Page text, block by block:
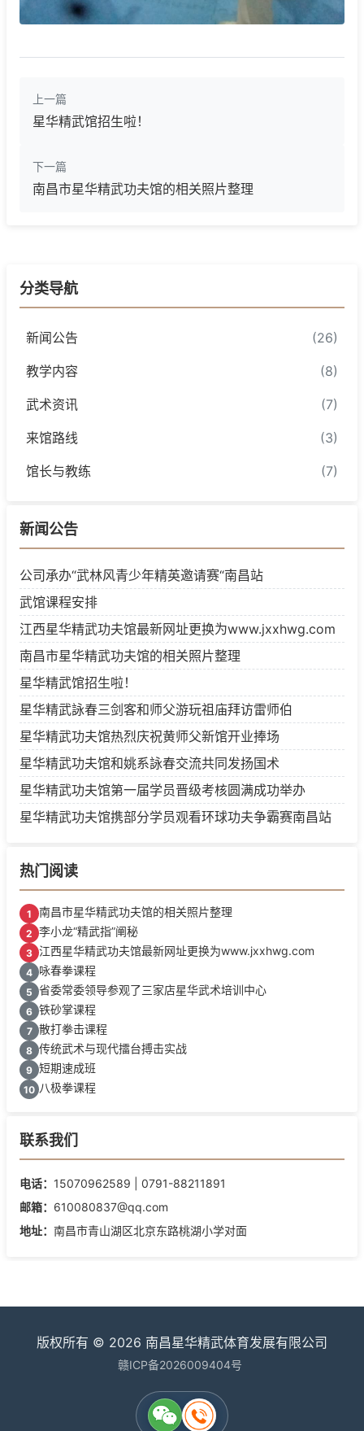
上一篇
星华精武馆招生啦！
下一篇
南昌市星华精武功夫馆的相关照片整理
分类导航
新闻公告 (26)
教学内容 (8)
武术资讯 (7)
来馆路线 (3)
馆长与教练 (7)
新闻公告
公司承办“武林风青少年精英邀请赛“南昌站
武馆课程安排
江西星华精武功夫馆最新网址更换为www.jxxhwg.com
南昌市星华精武功夫馆的相关照片整理
星华精武馆招生啦！
星华精武詠春三剑客和师父游玩祖庙拜访雷师伯
星华精武功夫馆热烈庆祝黄师父新馆开业捧场
星华精武功夫馆和姚系詠春交流共同发扬国术
星华精武功夫馆第一届学员晋级考核圆满成功举办
星华精武功夫馆携部分学员观看环球功夫争霸赛南昌站
热门阅读
1 南昌市星华精武功夫馆的相关照片整理
2 李小龙“精武指”阐秘
3 江西星华精武功夫馆最新网址更换为www.jxxhwg.com
4 咏春拳课程
5 省委常委领导参观了三家店星华武术培训中心
6 铁砂掌课程
7 散打拳击课程
8 传统武术与现代擂台搏击实战
9 短期速成班
10 八极拳课程
联系我们
电话： 15070962589 | 0791-88211891
邮箱： 610080837@qq.com
地址： 南昌市青山湖区北京东路桃湖小学对面
版权所有 © 2026 南昌星华精武体育发展有限公司‌
赣ICP备2026009404号